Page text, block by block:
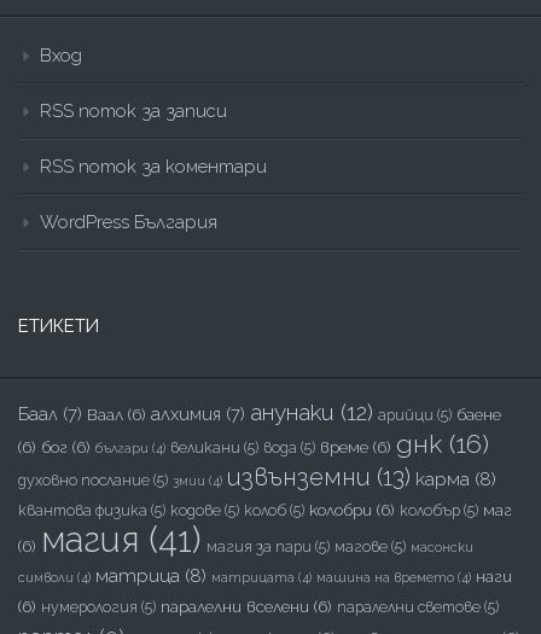
Вход
RSS поток за записи
RSS поток за коментари
WordPress България
ЕТИКЕТИ
Баал (7) Ваал (6) алхимия (7) анунаки (12) арийци (5) баене
(6) бог (6) българи (4) великани (5) вода (5) време (6) днк (16)
духовно послание (5) змии (4) извънземни (13) карма (8)
квантова физика (5) кодове (5) колоб (5) колобри (6) колобър (5) маг
(6) магия (41) магия за пари (5) магове (5) масонски
символи (4) матрица (8) матрицата (4) машина на времето (4) наги
(6) нумерология (5) паралелни вселени (6) паралелни светове (5)